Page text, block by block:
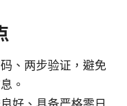
、两步验证，避免
。